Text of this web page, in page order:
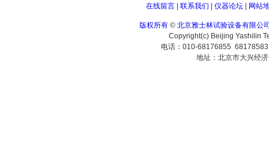
在线留言| 联系我们 仪器论坛| 网站
版权所有 © 北京雅士林试验设备有限公
Copyright(c) Beijing Yashilin
电话：010-68176855
地址：北京市大兴经